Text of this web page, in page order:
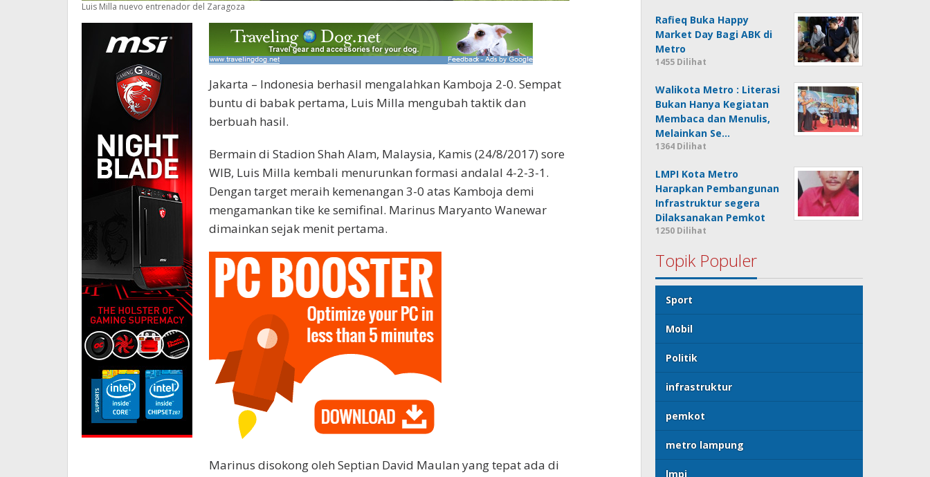
Luis Milla nuevo entrenador del Zaragoza
Jakarta – Indonesia berhasil mengalahkan Kamboja 2-0. Sempat
buntu di babak pertama, Luis Milla mengubah taktik dan
berbuah hasil.
Bermain di Stadion Shah Alam, Malaysia, Kamis (24/8/2017) sore
WIB, Luis Milla kembali menurunkan formasi andalal 4-2-3-1.
Dengan target meraih kemenangan 3-0 atas Kamboja demi
mengamankan tike ke semifinal. Marinus Maryanto Wanewar
dimainkan sejak menit pertama.
Marinus disokong oleh Septian David Maulan yang tepat ada di
Rafieq Buka Happy
Market Day Bagi ABK di
Metro
1455 Dilihat
Walikota Metro : Literasi
Bukan Hanya Kegiatan
Membaca dan Menulis,
Melainkan Se…
1364 Dilihat
LMPI Kota Metro
Harapkan Pembangunan
Infrastruktur segera
Dilaksanakan Pemkot
1250 Dilihat
Topik Populer
Sport
Mobil
Politik
infrastruktur
pemkot
metro lampung
lmpi